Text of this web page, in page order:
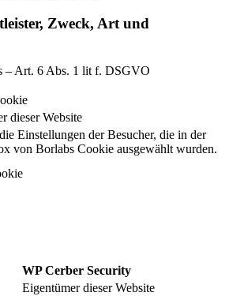
Zweck, Art und
– Art. 6 Abs. 1 lit f. DSGVO
dieser Website
Einstellungen der Besucher, die in der
von Borlabs Cookie ausgewählt wurden.
WP Cerber Security
Eigentümer dieser Website